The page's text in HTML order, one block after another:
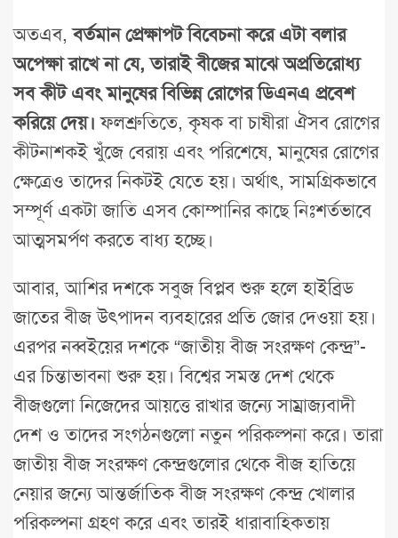
অতএব, বর্তমান প্রেক্ষাপট বিবেচনা করে এটা বলার
অপেক্ষা রাখে না যে, তারাই বীজের মাঝে অপ্রতিরোধ্য
সব কীট এবং মানুষের বিভিন্ন রোগের ডিএনএ প্রবেশ
করিয়ে দেয়। ফলশ্রুতিতে, কৃষক বা চাষীরা ঐসব রোগের
কীটনাশকই খুঁজে বেরায় এবং পরিশেষে, মানুষের রোগের
ক্ষেত্রেও তাদের নিকটই যেতে হয়। অর্থাৎ, সামগ্রিকভাবে
সম্পূর্ণ একটা জাতি এসব কোম্পানির কাছে নিঃশর্তভাবে
আত্মসমর্পণ করতে বাধ্য হচ্ছে।
আবার, আশির দশকে সবুজ বিপ্লব শুরু হলে হাইব্রিড
জাতের বীজ উৎপাদন ব্যবহারের প্রতি জোর দেওয়া হয়।
এরপর নব্বইয়ের দশকে “জাতীয় বীজ সংরক্ষণ কেন্দ্র”-
এর চিন্তাভাবনা শুরু হয়। বিশ্বের সমস্ত দেশ থেকে
বীজগুলো নিজেদের আয়ত্তে রাখার জন্যে সাম্রাজ্যবাদী
দেশ ও তাদের সংগঠনগুলো নতুন পরিকল্পনা করে। তারা
জাতীয় বীজ সংরক্ষণ কেন্দ্রগুলোর থেকে বীজ হাতিয়ে
নেয়ার জন্যে আন্তর্জাতিক বীজ সংরক্ষণ কেন্দ্র খোলার
পরিকল্পনা গ্রহণ করে এবং তারই ধারাবাহিকতায়